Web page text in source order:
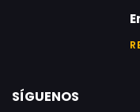
SÍGUENOS